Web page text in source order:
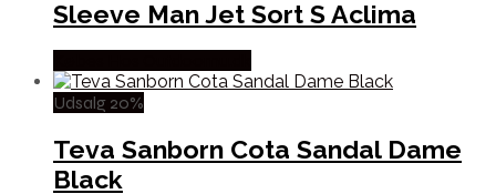
Sleeve Man Jet Sort S Aclima
Udsalg 20%
Teva Sanborn Cota Sandal Dame
Black